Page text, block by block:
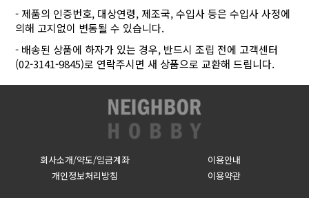
- 제품의 인증번호, 대상연령, 제조국, 수입사 등은 수입사 사정에
의해 고지없이 변동될 수 있습니다.
- 배송된 상품에 하자가 있는 경우, 반드시 조립 전에 고객센터
(02-3141-9845)로 연락주시면 새 상품으로 교환해 드립니다.
회사소개/약도/입금계좌
이용안내
개인정보처리방침
이용약관